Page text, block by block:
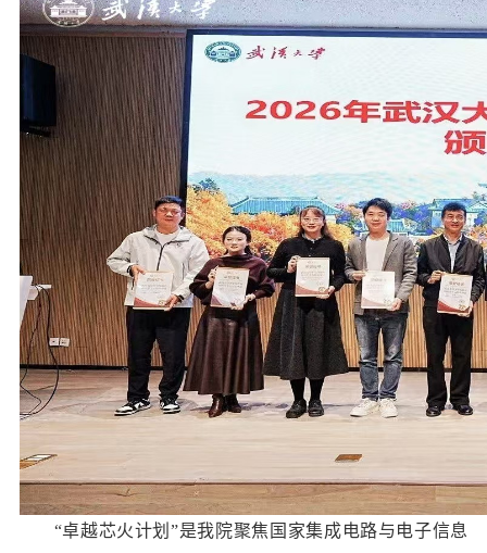
“卓越芯火计划”是我院聚焦国家集成电路与电子信息